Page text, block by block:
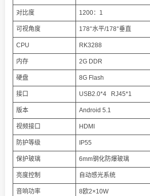
对比度 1200：1
可视角度 178°水平/178°垂直
CPU RK3288
内存 2G DDR
硬盘 8G Flash
接口 USB2.0*4 RJ45*1
版本 Android 5.1
视频接口 HDMI
防护等级 IP55
保护玻璃 6mm钢化防爆玻璃
亮度控制 自动感光系统
音响功率 8欧2×10W